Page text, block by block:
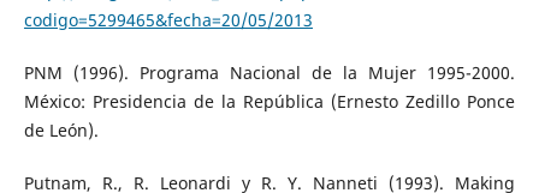
codigo=5299465&fecha=20/05/2013
PNM (1996). Programa Nacional de la Mujer 1995-2000.
México: Presidencia de la República (Ernesto Zedillo Ponce
de León).
Putnam, R., R. Leonardi y R. Y. Nanneti (1993). Making